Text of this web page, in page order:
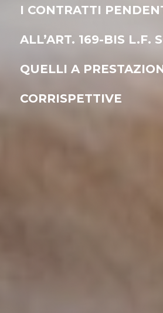
I CONTRATTI
ALL’ART. 169-BIS L.F.
QUELLI A
CORRISPETTIVE